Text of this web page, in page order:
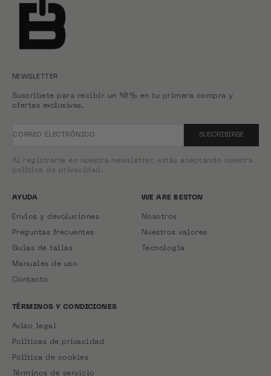
NEWSLETTER
Suscríbete para recibir un 10% en tu primera compra y
ofertas exclusivas.
CORREO ELECTRÓNICO SUSCRIBIRSE
Al registrarte en nuestra newsletter, estás aceptando nuestra
política de privacidad.
AYUDA
Envíos y devoluciones
Preguntas frecuentes
Guías de tallas
Manuales de uso
Contacto
WE ARE BESTON
Nosotros
Nuestros valores
Tecnología
TÉRMINOS Y CONDICIONES
Aviso legal
Políticas de privacidad
Política de cookies
Términos de servicio